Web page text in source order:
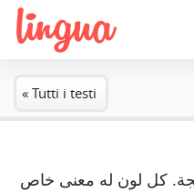
« Tutti i testi
كل لون له معنى خاص